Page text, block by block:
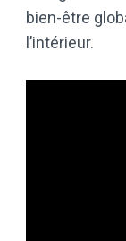
bien-être
l’intérieur.